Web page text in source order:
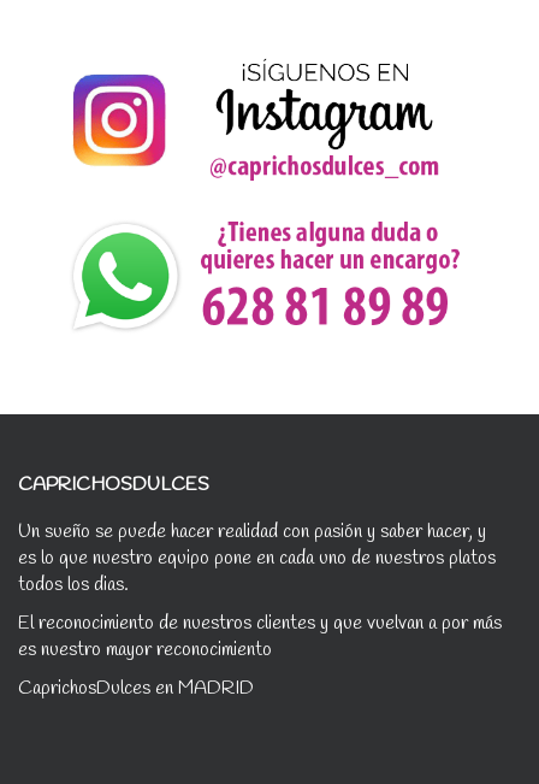
CAPRICHOSDULCES
Un sueño se puede hacer realidad con pasión y saber hacer, y
es lo que nuestro equipo pone en cada uno de nuestros platos
todos los dias.
El reconocimiento de nuestros clientes y que vuelvan a por más
es nuestro mayor reconocimiento
CaprichosDulces en MADRID